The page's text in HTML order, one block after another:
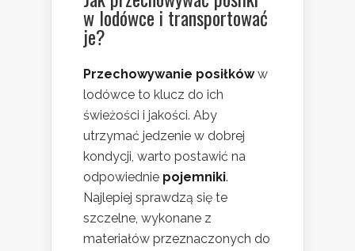
w lodówce i transportować
je?
Przechowywanie posiłkóww
lodówce to klucz do ich
świeżości i jakości. Aby
utrzymać jedzenie w dobrej
kondycji, warto postawić na
odpowiednie pojemniki.
Najlepiej sprawdzą się te
szczelne, wykonane z
materiałów przeznaczonych do